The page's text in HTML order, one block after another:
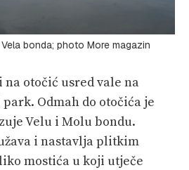
bonda; photo More magazin
otočić usred vale na
Odmah do otočića je
Velu i Molu bondu.
i nastavlja plitkim
mostića u koji utječe